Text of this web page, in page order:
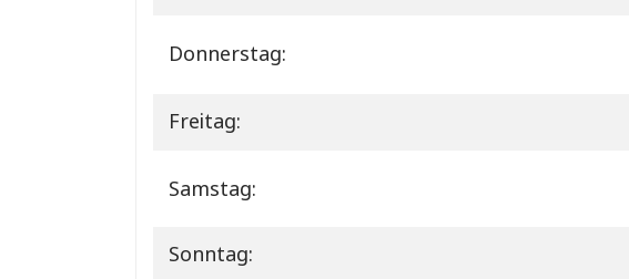
Donnerstag:
Freitag:
Samstag:
Sonntag: